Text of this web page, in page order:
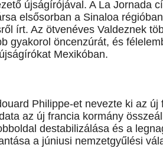
újságírójával. A La Jornada
elsősorban a Sinaloa
írt. Az ötvenéves Valdeznek
gyakorol öncenzúrát, és
Mexikóban.
Philippe-et nevezte ki az új
az új francia kormány
destabilizálása és a
a júniusi nemzetgyűlési